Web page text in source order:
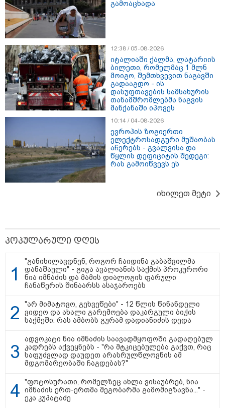
თბილისი - რომი 1764.80 ლარიდან
მნიშვნელოვანი ინფორმაცია
11:13 / 05-08-2026
Hisense წარმოგიდგენთ გზავნილს "ინოვაციები
უკეთესი ცხოვრებისათვის" FIFA-ს 2026 წლის
მსოფლიო ჩემპიონატზე™
15:49 / 06-08-2026
გამოაცხადა
12:38 / 05-08-2026
იტალიაში ქალმა, ლატარიის
ბილეთი, რომელმაც 1 მლნ
მოიგო, შემთხვევით ნაგავში
გადააგდო - ის
დასუფთავების სამსახურის
თანამშრომლებმა ნაგვის
მანქანაში იპოვეს
10:14 / 04-08-2026
ევროპის ზოგიერთი
ელექტროსადგური მუშაობას
აჩერებს - გვალვისა და
წყლის დეფიციტის შედეგი:
რას გამოიწვევს ეს
იხილეთ მეტი
პოპულარული დღეს
"განიხილავდნენ, როგორ ჩაიდინა გაბაშვილმა
დანაშაული" - გიგა ავალიანის საქმის პროკურორი
ნია იმნაძის და მამის დიალოგის ფარული
ჩანაწერის შინაარსს ასაჯაროებს
"არ მიმატოვო, გეხვეწები" - 12 წლის წინანდელი
ვიდეო და ახალი გარემოება დაკარგული ბიჭის
საქმეში: რას ამბობს გურამ დადიანიძის დედა
ადვოკატი ნია იმნაძის საავადმყოფოში გადაღებულ
კადრებს აქვეყნებს - "რა მტკიცებულება გაქვთ, რაც
საფუძვლად დაუდეთ არასრულწლოვნის ამ
მდგომარეობაში ჩაგდებას?"
"ფოტოსურათი, რომელზეც ახლა ვისაუბრებ, ნია
იმნაძის ერთ-ერთმა მეგობარმა გამომიგზავნა..." -
ეკა კუპატაძე